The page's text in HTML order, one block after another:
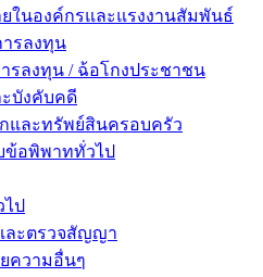
ในองค์กรและแรงงานสัมพันธ์
รลงทุน
รลงทุน / ฉ้อโกงประชาชน
บังคับคดี
และทรัพย์สินครอบครัว
ข้อพิพาททั่วไป
ป
ละตรวจสัญญา
ความอื่นๆ